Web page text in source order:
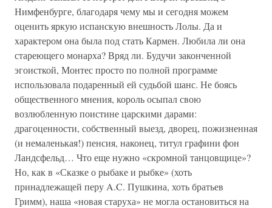
Нимфенбурге, благодаря чему мы и сегодня можем
оценить яркую испанскую внешность Лолы. Да и
характером она была под стать Кармен. Любила ли она
стареющего монарха? Вряд ли. Будучи законченной
эгоисткой, Монтес просто по полной программе
использовала подаренный ей судьбой шанс. Не боясь
общественного мнения, король осыпал свою
возлюбленную поистине царскими дарами:
драгоценности, собственный выезд, дворец, пожизненная
(и немаленькая!) пенсия, наконец, титул графини фон
Ландсфельд… Что еще нужно «скромной танцовщице»?
Но, как в «Сказке о рыбаке и рыбке» (хоть
принадлежащей перу A.C. Пушкина, хоть братьев
Гримм), наша «новая старуха» не могла остановиться на